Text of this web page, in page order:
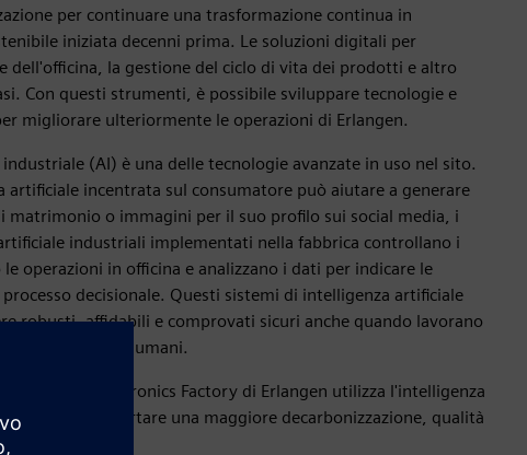
per continuare una trasformazione continua in
iniziata decenni prima. Le soluzioni digitali per
dell'officina, la gestione del ciclo di vita dei prodotti e altro
Con questi strumenti, è possibile sviluppare tecnologie e
migliorare ulteriormente le operazioni di Erlangen.
(AI) è una delle tecnologie avanzate in uso nel sito.
artificiale incentrata sul consumatore può aiutare a generare
matrimonio o immagini per il suo profilo sui social media, i
industriali implementati nella fabbrica controllano i
operazioni in officina e analizzano i dati per indicare le
decisionale. Questi sistemi di intelligenza artificiale
robusti, affidabili e comprovati sicuri anche quando lavorano
con i lavoratori umani.
Siemens Electronics Factory di Erlangen utilizza l'intelligenza
per supportare una maggiore decarbonizzazione, qualità